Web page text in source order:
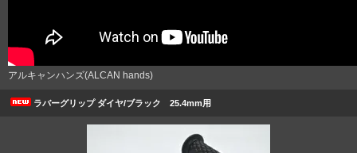
アルキャンハンズ(ALCAN hands)
ラバーグリップ ダイヤ/ブラック 25.4mm用